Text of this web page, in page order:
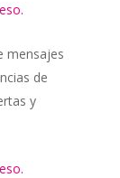
mensajes
de
y